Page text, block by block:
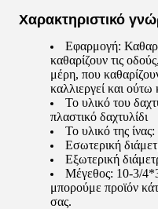
Χαρακτηριστικό
Εφαρμογή:
καθαρίζουν τις
μέρη, που
καλλιεργεί και ούτω
Το υλικό του
πλαστικό δαχτυλίδι
Το υλικό της
Εσωτερική
Εξωτερική
Μέγεθος: 10-3/
μπορούμε προϊόν
σας.